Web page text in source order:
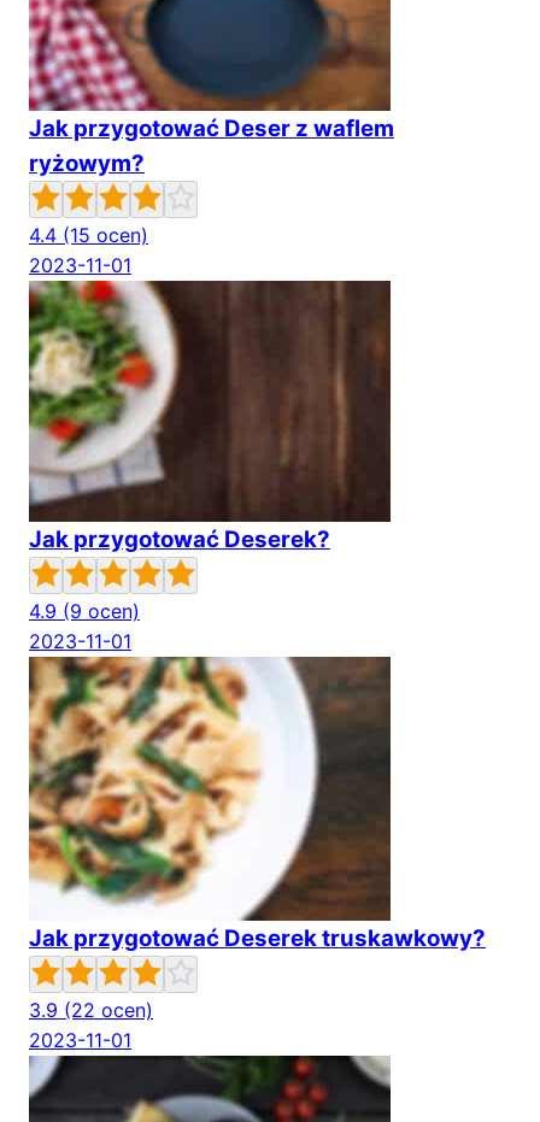
Jak przygotować Deser z waflem
ryżowym?
4.4 (15 ocen)
2023-11-01
Jak przygotować Deserek?
4.9 (9 ocen)
2023-11-01
Jak przygotować Deserek truskawkowy?
3.9 (22 ocen)
2023-11-01